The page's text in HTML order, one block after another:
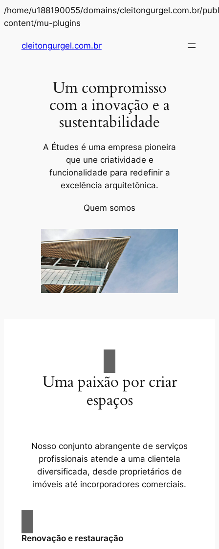
/home/u188190055/domains/cleitongurgel.com.br/
content/mu-plugins
o
cleitongurgel.com.br
Um compromisso
com a inovação e a
sustentabilidade
A Études é uma empresa pioneira
que une criatividade e
funcionalidade para redefinir a
excelência arquitetônica.
Quem somos
Uma paixão por criar
espaços
Nosso conjunto abrangente de serviços
profissionais atende a uma clientela
diversificada, desde proprietários de
imóveis até incorporadores comerciais.
Renovação e restauração